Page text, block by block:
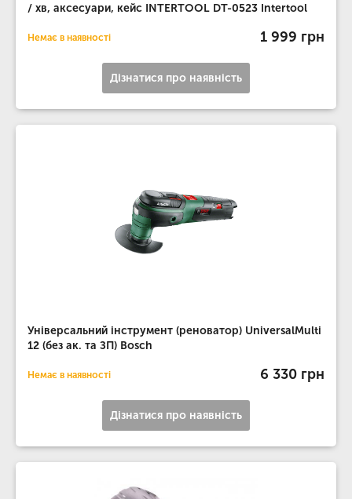
/ хв, аксесуари, кейс INTERTOOL DT-0523 Intertool
Немає в наявності 1 999 грн
Дізнатися про наявність
Універсальний інструмент (реноватор) UniversalMulti
12 (без ак. та ЗП) Bosch
Немає в наявності 6 330 грн
Дізнатися про наявність